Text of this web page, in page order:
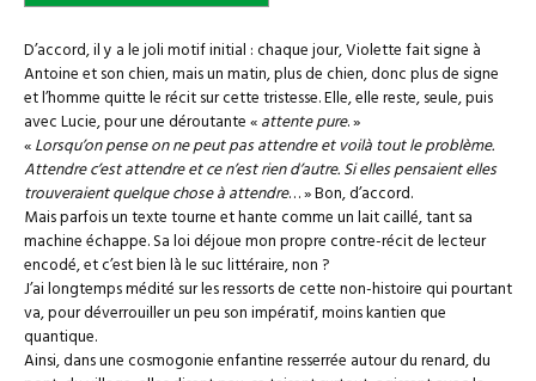
D’accord, il y a le joli motif initial : chaque jour, Violette fait signe à
Antoine et son chien, mais un matin, plus de chien, donc plus de signe
et l’homme quitte le récit sur cette tristesse. Elle, elle reste, seule, puis
avec Lucie, pour une déroutante «attente pure. »
«Lorsqu’on pense on ne peut pas attendre et voilà tout le problème.
Attendre c’est attendre et ce n’est rien d’autre. Si elles pensaient elles
trouveraient quelque chose à attendre… » Bon, d’accord.
Mais parfois un texte tourne et hante comme un lait caillé, tant sa
machine échappe. Sa loi déjoue mon propre contre-récit de lecteur
encodé, et c’est bien là le suc littéraire, non ?
J’ai longtemps médité sur les ressorts de cette non-histoire qui pourtant
va, pour déverrouiller un peu son impératif, moins kantien que
quantique.
Ainsi, dans une cosmogonie enfantine resserrée autour du renard, du